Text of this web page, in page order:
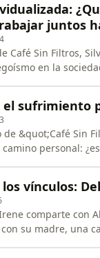
dep
juntos
Café Sin Filtros,
en la
obstáculo
el sufrimiento
de &quot;Café Sin
personal:
vínculos:
comparte con
su madre, una